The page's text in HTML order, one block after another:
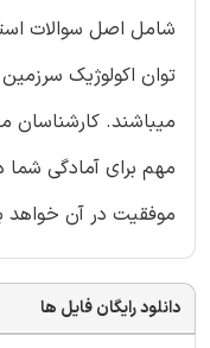
شامل اصل سوالات
توان اکولوژیک
میباشند. کارشناسان
مهم برای آمادگی شما
موفقیت در آن خواهد
دانلود رایگان فایل ها